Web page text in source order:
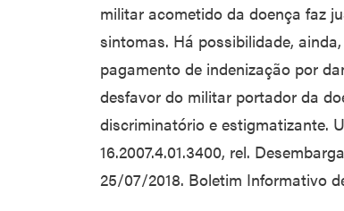
militar acometido da doença faz
sintomas. Há possibilidade,
pagamento de indenização por
desfavor do militar portador da
discriminatório e estigmatizante.
16.2007.4.01.3400, rel.
25/07/2018. Boletim Informativo